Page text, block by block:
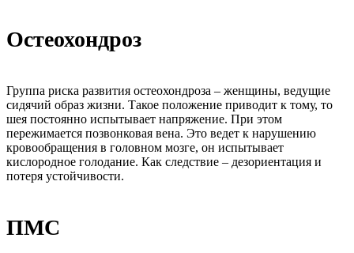
Остеохондроз
Группа риска развития остеохондроза – женщины, ведущие
сидячий образ жизни. Такое положение приводит к тому, то
шея постоянно испытывает напряжение. При этом
пережимается позвонковая вена. Это ведет к нарушению
кровообращения в головном мозге, он испытывает
кислородное голодание. Как следствие – дезориентация и
потеря устойчивости.
ПМС